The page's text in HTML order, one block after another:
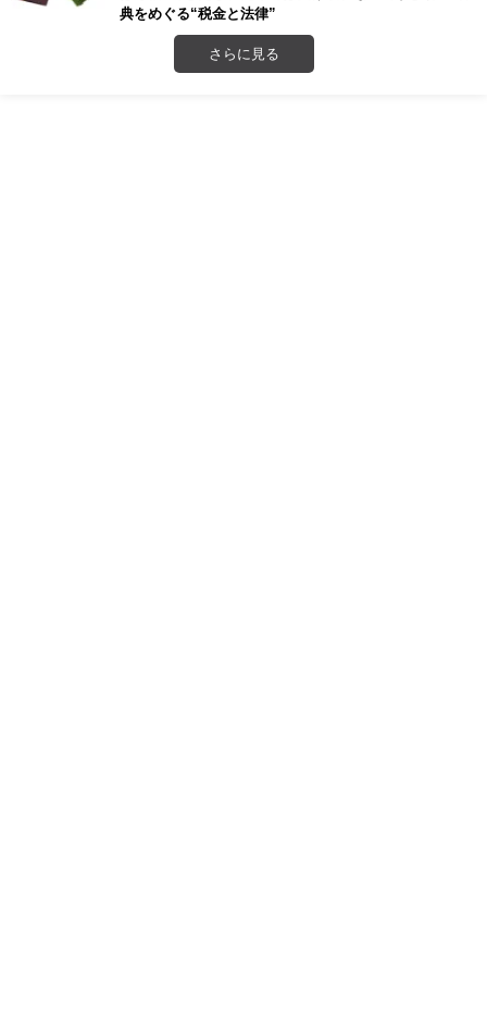
典をめぐる“税金と法律”
さらに見る